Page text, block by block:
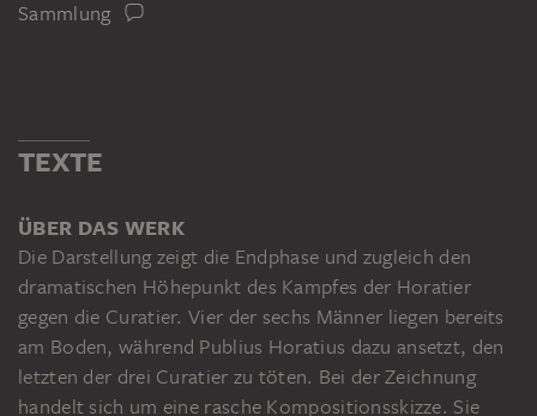
Sammlung
TEXTE
ÜBER DAS WERK
Die Darstellung zeigt die Endphase und zugleich den
dramatischen Höhepunkt des Kampfes der Horatier
gegen die Curatier. Vier der sechs Männer liegen bereits
am Boden, während Publius Horatius dazu ansetzt, den
letzten der drei Curatier zu töten. Bei der Zeichnung
handelt sich um eine rasche Kompositionsskizze. Sie